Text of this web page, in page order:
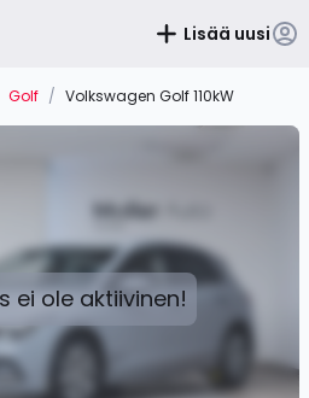
Lisää uusi
Golf / Volkswagen Golf 110kW
ei ole aktiivinen!